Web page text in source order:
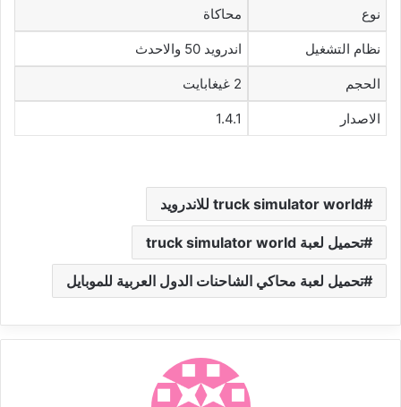
نوع محاكاة
نظام التشغيل اندرويد 50 والاحدث
الحجم 2 غيغابايت
الاصدار 1.4.1
truck simulator world للاندرويد
تحميل لعبة truck simulator world
تحميل لعبة محاكي الشاحنات الدول العربية للموبايل